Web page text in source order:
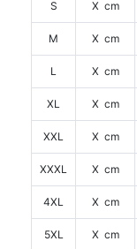
S X cm
M X cm
L X cm
XL X cm
XXL X cm
XXXL X cm
4XL X cm
5XL X cm